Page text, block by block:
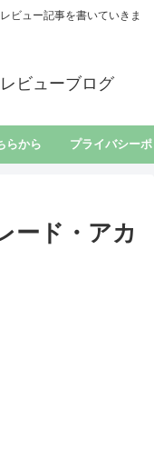
ビュー記事を書いていきま
ビューブログ
らから プライバシー
ード・アカ